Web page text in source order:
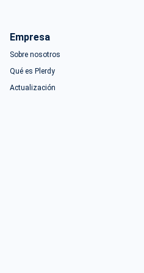
Empresa
Sobre nosotros
Qué es Plerdy
Actualización